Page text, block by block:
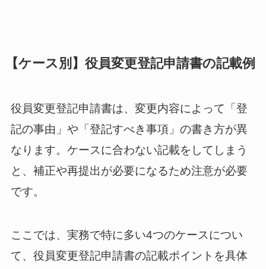
【ケース別】役員変更登記申請書の記載例
役員変更登記申請書は、変更内容によって「登
記の事由」や「登記すべき事項」の書き方が異
なります。ケースに合わない記載をしてしまう
と、補正や再提出が必要になるため注意が必要
です。
ここでは、実務で特に多い4つのケースについ
て、役員変更登記申請書の記載ポイントを具体